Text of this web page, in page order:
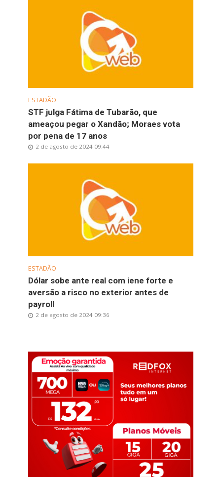
ESTADÃO
STF julga Fátima de Tubarão, que
ameaçou pegar o Xandão; Moraes vota
por pena de 17 anos
2 de agosto de 2024 09:44
ESTADÃO
Dólar sobe ante real com iene forte e
aversão a risco no exterior antes de
payroll
2 de agosto de 2024 09:36